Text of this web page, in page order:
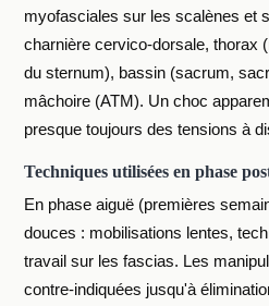
myofasciales sur les scalènes et
charnière cervico-dorsale, thorax
du sternum), bassin (sacrum,
mâchoire (ATM). Un choc
presque toujours des tensions à
Techniques utilisées en phase
En phase aiguë (premières
douces : mobilisations lentes,
travail sur les fascias. Les
contre-indiquées jusqu'à